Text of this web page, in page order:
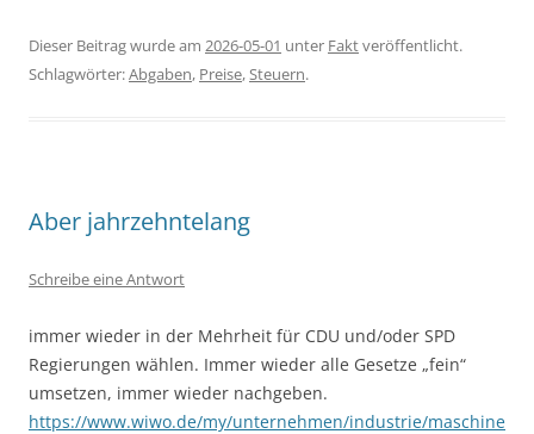
Dieser Beitrag wurde am 2026-05-01 unter Faktveröffentlicht.
Schlagwörter:Abgaben, Preise,Steuern.
Aber jahrzehntelang
Schreibe eine Antwort
immer wieder in der Mehrheit für CDU und/oder SPD
Regierungen wählen. Immer wieder alle Gesetze „fein“
umsetzen, immer wieder nachgeben.
https://www.wiwo.de/my/unternehmen/industrie/maschine